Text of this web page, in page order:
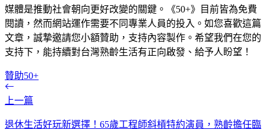
媒體是推動社會朝向更好改變的關鍵。《50+》目前皆為免費
閱讀，然而網站運作需要不同專業人員的投入。如您喜歡這篇
文章，誠摯邀請您小額贊助，支持內容製作。希望我們在您的
支持下，能持續對台灣熟齡生活有正向啟發、給予人盼望！
贊助50+
上一篇
退休生活好玩新選擇！65歲工程師斜槓特約演員，熟齡擔任臨